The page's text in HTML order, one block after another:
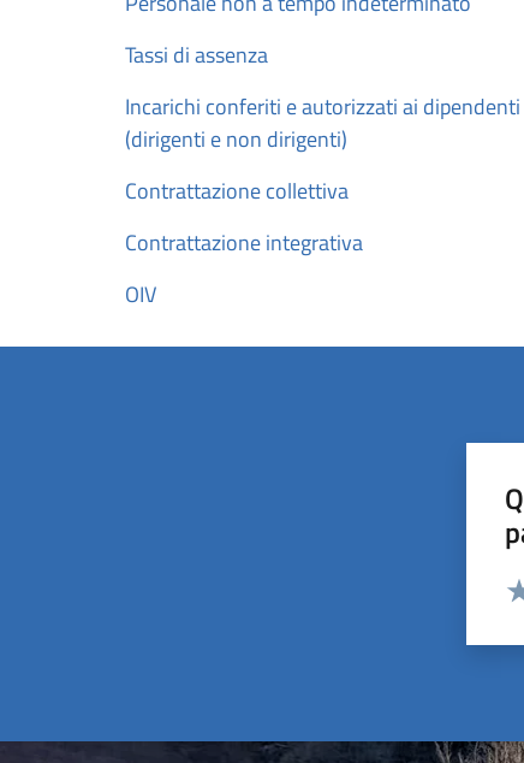
Tassi di assenza
Incarichi conferiti e autorizzati ai dipendenti
(dirigenti e non dirigenti)
Contrattazione collettiva
Contrattazione integrativa
OIV